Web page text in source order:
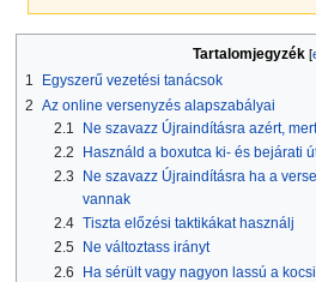
navigációhoz
kereséshez
Tartalomjegyzék
1
Egyszerű vezetési tanácsok
2 Az online versenyzés alapszabályai
2.1
Ne szavazz Újraindításra azért,
2.2
Használd a boxutca ki- és bejárati
2.3
Ne szavazz Újraindításra ha a
vannak
2.4 Tiszta előzési taktikákat használj
2.5
Ne változtass irányt
2.6
Ha sérült vagy nagyon lassú a